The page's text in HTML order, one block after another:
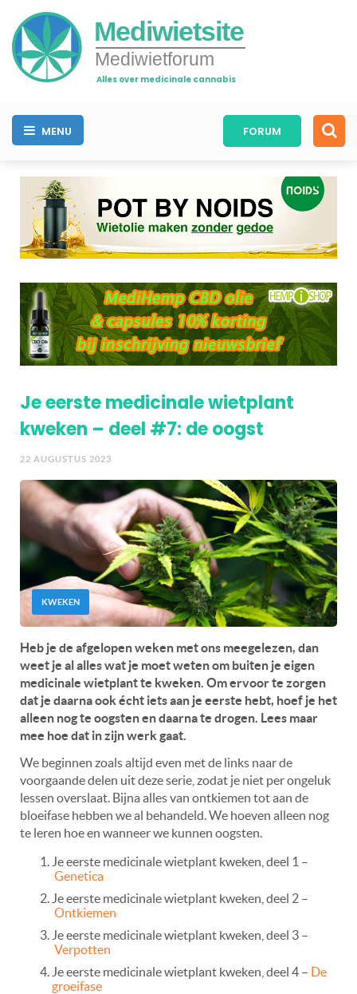
Mediwietsite
Mediwietforum
Alles over medicinale cannabis
MENU FORUM
Je eerste medicinale wietplant
kweken – deel #7: de oogst
22 AUGUSTUS 2023
KWEKEN
Heb je de afgelopen weken met ons meegelezen, dan
weet je al alles wat je moet weten om buiten je eigen
medicinale wietplant te kweken. Om ervoor te zorgen
dat je daarna ook écht iets aan je eerste hebt, hoef je het
alleen nog te oogsten en daarna te drogen. Lees maar
mee hoe dat in zijn werk gaat.
We beginnen zoals altijd even met de links naar de
voorgaande delen uit deze serie, zodat je niet per ongeluk
lessen overslaat. Bijna alles van ontkiemen tot aan de
bloeifase hebben we al behandeld. We hoeven alleen nog
te leren hoe en wanneer we kunnen oogsten.
Je eerste medicinale wietplant kweken, deel 1 –
Genetica
Je eerste medicinale wietplant kweken, deel 2 –
Ontkiemen
Je eerste medicinale wietplant kweken, deel 3 –
Verpotten
Je eerste medicinale wietplant kweken, deel 4 – De
groeifase